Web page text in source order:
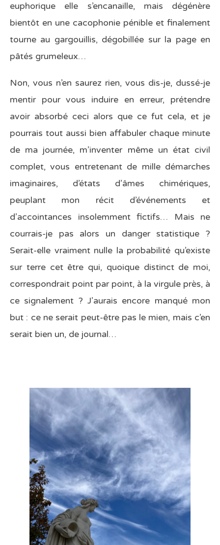
euphorique elle s’encanaille, mais dégénère
bientôt en une cacophonie pénible et finalement
tourne au gargouillis, dégobillée sur la page en
pâtés grumeleux…
Non, vous n’en saurez rien, vous dis-je, dussé-je
mentir pour vous induire en erreur, prétendre
avoir absorbé ceci alors que ce fut cela, et je
pourrais tout aussi bien affabuler chaque minute
de ma journée, m’inventer même un état civil
complet, vous entretenant de mille démarches
imaginaires, d’états d’âmes chimériques,
peuplant mon récit d’événements et
d’accointances insolemment fictifs… Mais ne
courrais-je pas alors un danger statistique ?
Serait-elle vraiment nulle la probabilité qu’existe
sur terre cet être qui, quoique distinct de moi,
correspondrait point par point, à la virgule près, à
ce signalement ? J’aurais encore manqué mon
but : ce ne serait peut-être pas le mien, mais c’en
serait bien un, de journal…